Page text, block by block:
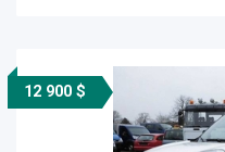
12 900 $